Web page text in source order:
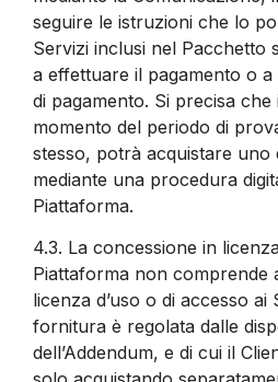
seguire le istruzioni che lo
Servizi inclusi nel Pacchetto
a effettuare il pagamento o a
di pagamento. Si precisa che
momento del periodo di
stesso, potrà acquistare uno
mediante una procedura
Piattaforma.
4.3. La concessione in
Piattaforma non comprende
licenza d’uso o di accesso
fornitura è regolata dalle
dell’Addendum, e di cui il